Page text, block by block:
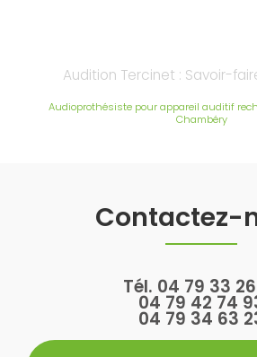
Audition Tercinet : Savoir-
Audioprothésiste pour appareil auditif
Chambéry
Contactez-
Tél. 04 79 33
04 79 42 74
04 79 34 63